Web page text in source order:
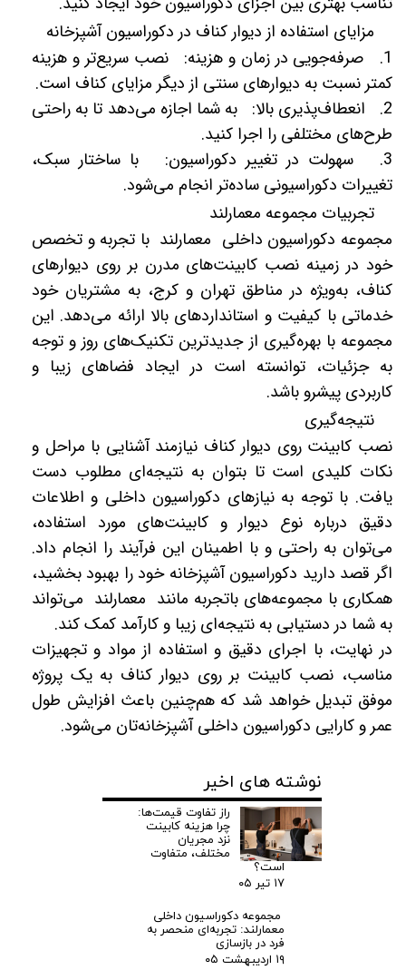
مزایای استفاده از دیوار کناف در دکوراسیون آشپزخانه
1. صرفه‌جویی در زمان و هزینه: نصب سریع‌تر و هزینه‌
کمتر نسبت به دیوارهای سنتی از دیگر مزایای کناف است.
2. انعطاف‌پذیری بالا: به شما اجازه می‌دهد تا به راحتی
طرح‌های مختلفی را اجرا کنید.
3. سهولت در تغییر دکوراسیون: با ساختار سبک،
تغییرات دکوراسیونی ساده‌تر انجام می‌شود.
تجربیات مجموعه معمارلند
مجموعه دکوراسیون داخلی معمارلند با تجربه و تخصص
خود در زمینه نصب کابینت‌های مدرن بر روی دیوارهای
کناف، به‌ویژه در مناطق تهران و کرج، به مشتریان خود
خدماتی با کیفیت و استانداردهای بالا ارائه می‌دهد. این
مجموعه با بهره‌گیری از جدیدترین تکنیک‌های روز و توجه
به جزئیات، توانسته است در ایجاد فضاهای زیبا و
کاربردی پیشرو باشد.
نتیجه‌گیری
نصب کابینت روی دیوار کناف نیازمند آشنایی با مراحل و
نکات کلیدی است تا بتوان به نتیجه‌ای مطلوب دست
یافت. با توجه به نیازهای دکوراسیون داخلی و اطلاعات
دقیق درباره نوع دیوار و کابینت‌های مورد استفاده،
می‌توان به راحتی و با اطمینان این فرآیند را انجام داد.
اگر قصد دارید دکوراسیون آشپزخانه خود را بهبود بخشید،
همکاری با مجموعه‌های باتجربه مانند معمارلند می‌تواند
به شما در دستیابی به نتیجه‌ای زیبا و کارآمد کمک کند.
در نهایت، با اجرای دقیق و استفاده از مواد و تجهیزات
مناسب، نصب کابینت بر روی دیوار کناف به یک پروژه
موفق تبدیل خواهد شد که هم‌چنین باعث افزایش طول
عمر و کارایی دکوراسیون داخلی آشپزخانه‌تان می‌شود.
نوشته های اخیر
راز تفاوت قیمت‌ها:
چرا هزینه کابینت
نزد مجریان
مختلف، متفاوت
است؟
۱۷ تیر ۰۵
مجموعه دکوراسیون داخلی
معمارلند: تجربه‌ای منحصر به
فرد در بازسازی
۱۹ اردیبهشت ۰۵